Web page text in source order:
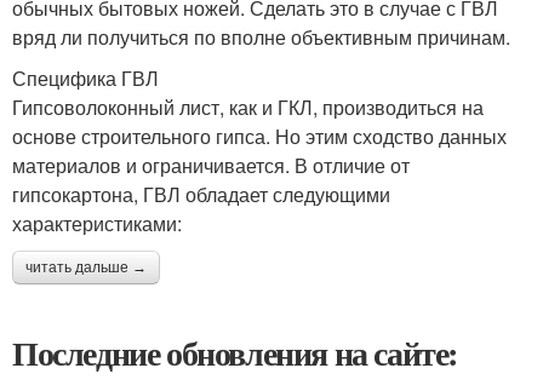
обычных бытовых ножей. Сделать это в случае с ГВЛ
вряд ли получиться по вполне объективным причинам.
Специфика ГВЛ
Гипсоволоконный лист, как и ГКЛ, производиться на
основе строительного гипса. Но этим сходство данных
материалов и ограничивается. В отличие от
гипсокартона, ГВЛ обладает следующими
характеристиками:
читать дальше →
Последние обновления на сайте: